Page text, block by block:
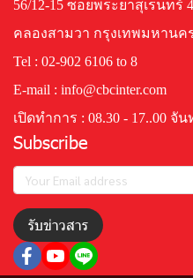
56/12-15 ซอยพระยาสุเรนท
คลองสามวา กรุงเทพมหานคร
Tel : 02-902 6106 to 8
E-mail : info@cbcinter.com
เปิดทำการ : 08.30 - 17..00 จั
Subscribe
รับข่าวสาร